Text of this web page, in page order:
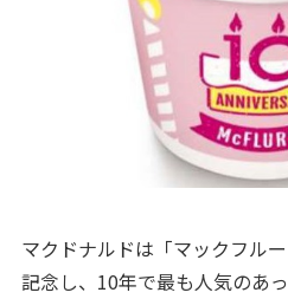
マクドナルドは「マックフル
記念し、10年で最も人気のあ